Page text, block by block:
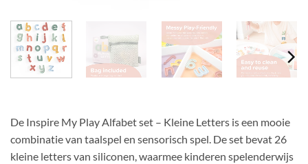
De Inspire My Play Alfabet set – Kleine Letters is een mooie
combinatie van taalspel en sensorisch spel. De set bevat 26
kleine letters van siliconen, waarmee kinderen spelenderwijs